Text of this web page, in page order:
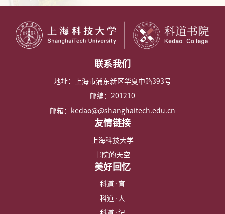
联系我们
地址：上海市浦东新区华夏中路393号
邮编：201210
邮箱：kedao@@shanghaitech.edu.cn
友情链接
上海科技大学
书院的天空
美好回忆
科道·育
科道·人